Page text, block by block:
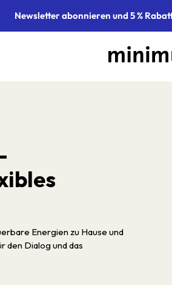
Newsletter abonnieren und 5 %
Energien zu Hause und
den Dialog und das